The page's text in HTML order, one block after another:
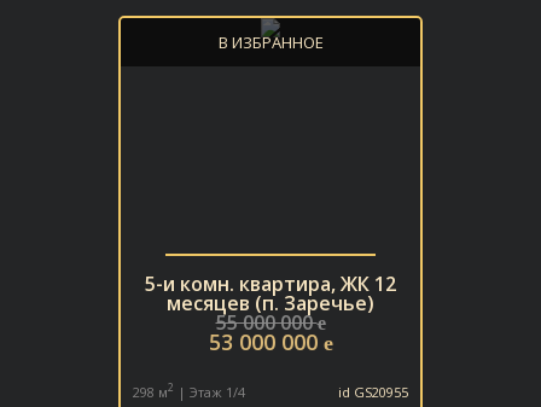
5-и комн. квартира, ЖК 12
месяцев (п. Заречье)
55 000 000e
53 000 000 e
298 м2 | Этаж 1/4 id GS20955
В ИЗБРАННОЕ